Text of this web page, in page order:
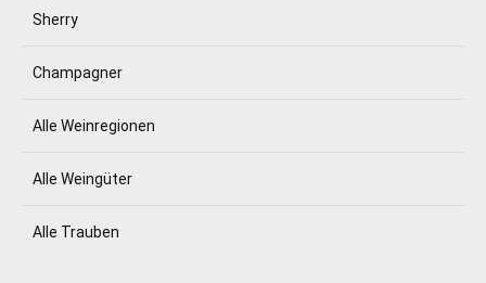
Sherry
Champagner
Alle Weinregionen
Alle Weingüter
Alle Trauben